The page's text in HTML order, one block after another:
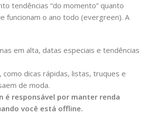
tendências “do momento” quanto
funcionam o ano todo (evergreen). A
em alta, datas especiais e tendências
dicas rápidas, listas, truques e
de moda.
é responsável por manter renda
você está offline.